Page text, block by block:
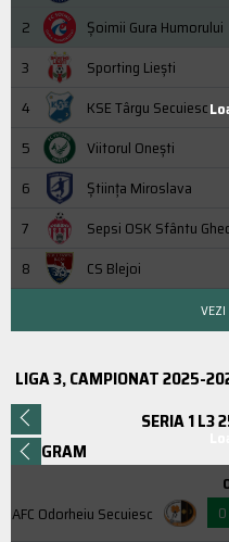
2
Şoimii Gura Humorului
3
Sporting Liești
4
KSE Târgu Secuiesc
5
Viitorul Onești
6
Știința Miroslava
7
Sepsi OSK Sfântu
8
CS Blejoi
SERIA 1 L3
PROGRAM
AFC Odorheiu Secuiesc
0